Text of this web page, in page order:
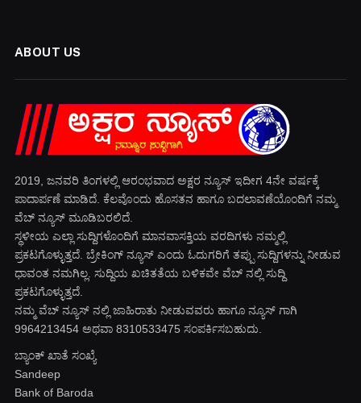
ABOUT US
2019, ಜನವರಿ‌ ತಿಂಗಳಲ್ಲಿ ಆರಂಭವಾದ ಅಕ್ಷರ ನ್ಯೂಸ್ ಇದೀಗ 4ನೇ ವರ್ಷಕ್ಕೆ
ಪಾದಾರ್ಪಣೆ ಮಾಡಿದೆ. ಕೆಲವೊಂದು ಹೊಸತನ ಹಾಗೂ ಬದಲಾವಣೆಯೊಂದಿಗೆ ನಮ್ಮ
ವೆಬ್ ನ್ಯೂಸ್ ಮೂಡಿಬರಲಿದೆ.
ಸ್ಥಳೀಯ ಎಲ್ಲಾ ಸುದ್ದಿಗಳೊಂದಿಗೆ ಮಾನವಾಸಕ್ತಿಯ ವರದಿಗಳು ನಮ್ಮಲ್ಲಿ
ಪ್ರಕಟಗೊಳ್ಳುತ್ತದೆ. ಬ್ರೇಕಿಂಗ್ ನ್ಯೂಸ್ ಎಂದು ಓದುಗರಿಗೆ ತಪ್ಪು ಸುದ್ದಿಗಳನ್ನು ನೀಡುವ
ಧಾವಂತ ನಮಗಿಲ್ಲ. ಸುದ್ದಿಯ ಖಚಿತತೆಯ ಬಳಿಕವೇ ವೆಬ್ ನಲ್ಲಿ ಸುದ್ದಿ
ಪ್ರಕಟಗೊಳ್ಳುತ್ತದೆ.
ನಮ್ಮ ವೆಬ್ ನ್ಯೂಸ್ ನಲ್ಲಿ ಜಾಹಿರಾತು ನೀಡುವವರು ಹಾಗೂ ನ್ಯೂಸ್ ಗಾಗಿ
9964213454 ಅಥವಾ 8310533475 ಸಂಪರ್ಕಿಸಬಹುದು.
ಬ್ಯಾಂಕ್ ಖಾತೆ ಸಂಖ್ಯೆ
Sandeep
Bank of Baroda